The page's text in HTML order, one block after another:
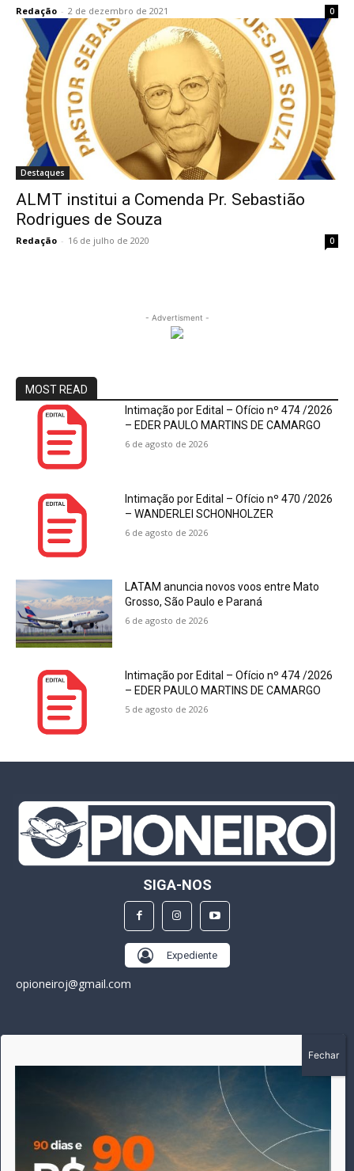
Redação - 2 de dezembro de 2021 0
Destaques
ALMT institui a Comenda Pr. Sebastião
Rodrigues de Souza
Redação - 16 de julho de 2020 0
- Advertisment -
MOST READ
Intimação por Edital – Ofício nº 474 /2026
– EDER PAULO MARTINS DE CAMARGO
6 de agosto de 2026
Intimação por Edital – Ofício nº 470 /2026
– WANDERLEI SCHONHOLZER
6 de agosto de 2026
LATAM anuncia novos voos entre Mato
Grosso, São Paulo e Paraná
6 de agosto de 2026
Intimação por Edital – Ofício nº 474 /2026
– EDER PAULO MARTINS DE CAMARGO
5 de agosto de 2026
SIGA-NOS
Expediente
opioneiroj@gmail.com
A história do Pioneiro inicia em fevereiro de 2005 em
Canarana - MT, na época, como um jornal impresso semanal,
que chegou a possuir mil assinantes. Durante 15 anos, foram
publicadas 691 edições que narraram os acontecimentos
políticos, policiais e cotidianos de Canarana e região. Fiel a sua
origem, pautado sempre pela busca incessante da